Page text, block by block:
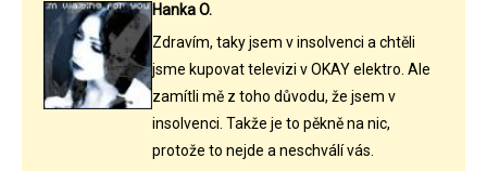
Hanka O.
Zdravím, taky jsem v insolvenci a chtěli
jsme kupovat televizi v OKAY elektro. Ale
zamítli mě z toho důvodu, že jsem v
insolvenci. Takže je to pěkně na nic,
protože to nejde a neschválí vás.